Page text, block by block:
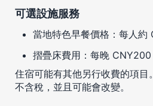
可選設施服務
當地特色早餐價格：每人約
摺疊床費用：每晚 CNY200
住宿可能有其他另行收費的項目
不含稅，並且可能會改變。